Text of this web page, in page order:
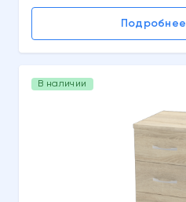
Подробнее
В наличии